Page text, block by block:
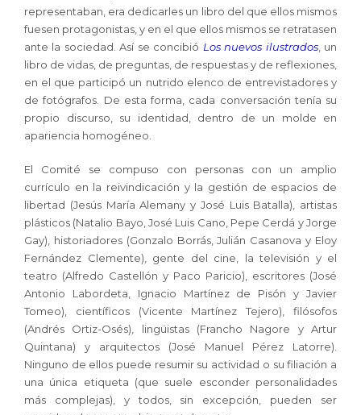
representaban, era dedicarles un libro del que ellos mismos
fuesen protagonistas, y en el que ellos mismos se retratasen
ante la sociedad. Así se concibió Los nuevos ilustrados, un
libro de vidas, de preguntas, de respuestas y de reflexiones,
en el que participó un nutrido elenco de entrevistadores y
de fotógrafos. De esta forma, cada conversación tenía su
propio discurso, su identidad, dentro de un molde en
apariencia homogéneo.
El Comité se compuso con personas con un amplio
currículo en la reivindicación y la gestión de espacios de
libertad (Jesús María Alemany y José Luis Batalla), artistas
plásticos (Natalio Bayo, José Luis Cano, Pepe Cerdá y Jorge
Gay), historiadores (Gonzalo Borrás, Julián Casanova y Eloy
Fernández Clemente), gente del cine, la televisión y el
teatro (Alfredo Castellón y Paco Paricio), escritores (José
Antonio Labordeta, Ignacio Martínez de Pisón y Javier
Tomeo), científicos (Vicente Martínez Tejero), filósofos
(Andrés Ortiz-Osés), lingüistas (Francho Nagore y Artur
Quintana) y arquitectos (José Manuel Pérez Latorre).
Ninguno de ellos puede resumir su actividad o su filiación a
una única etiqueta (que suele esconder personalidades
más complejas), y todos, sin excepción, pueden ser